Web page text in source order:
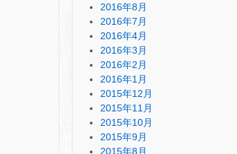
2016年8月
2016年7月
2016年4月
2016年3月
2016年2月
2016年1月
2015年12月
2015年11月
2015年10月
2015年9月
2015年8月